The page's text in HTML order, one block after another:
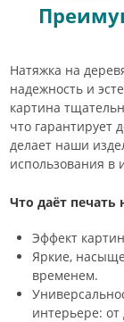
Натяжка на
надежность и
картина
что гарантирует
делает наши
использования в
Что даёт печать
Эффект
Яркие,
временем.
интерьере: